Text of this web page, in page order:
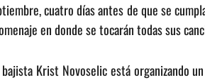
cuatro días antes de que se
en donde se tocarán todas sus
Krist Novoselic está organizando